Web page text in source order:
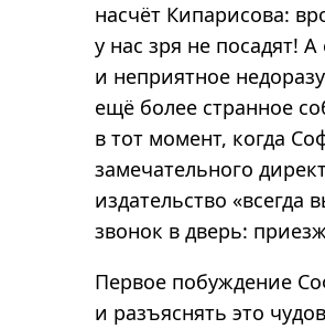
насчёт Кипарисова:
у нас зря не посадят!
и неприятное
ещё более странное
в тот момент, когда
замечательного
издательство
звонок в дверь:
Первое побуждение
и разъяснять это